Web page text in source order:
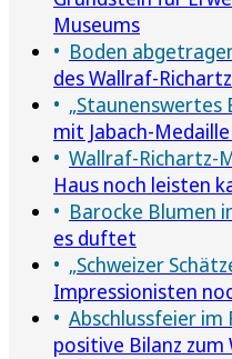
Museums
Boden
des Wallraf-
„Staunenswertes
mit Jabach-
Wallraf-Richartz-
Haus noch leisten
Barocke Blumen
es duftet
„Schweizer
Impressionisten
Abschlussfeier im
positive Bilanz